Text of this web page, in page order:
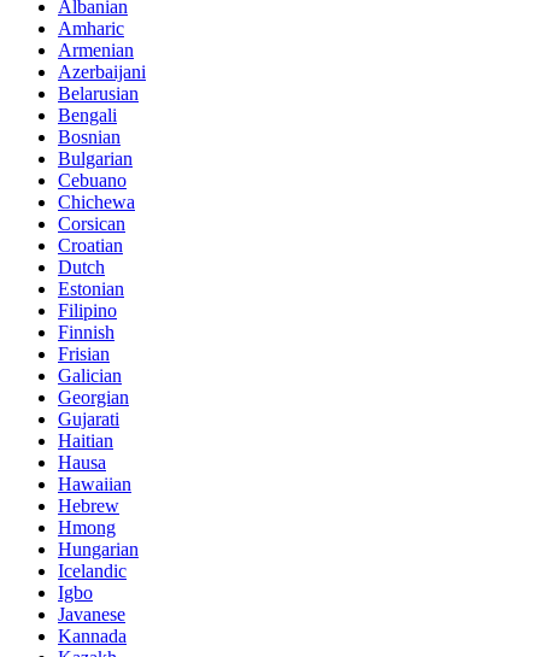
Albanian
Amharic
Armenian
Azerbaijani
Belarusian
Bengali
Bosnian
Bulgarian
Cebuano
Chichewa
Corsican
Croatian
Dutch
Estonian
Filipino
Finnish
Frisian
Galician
Georgian
Gujarati
Haitian
Hausa
Hawaiian
Hebrew
Hmong
Hungarian
Icelandic
Igbo
Javanese
Kannada